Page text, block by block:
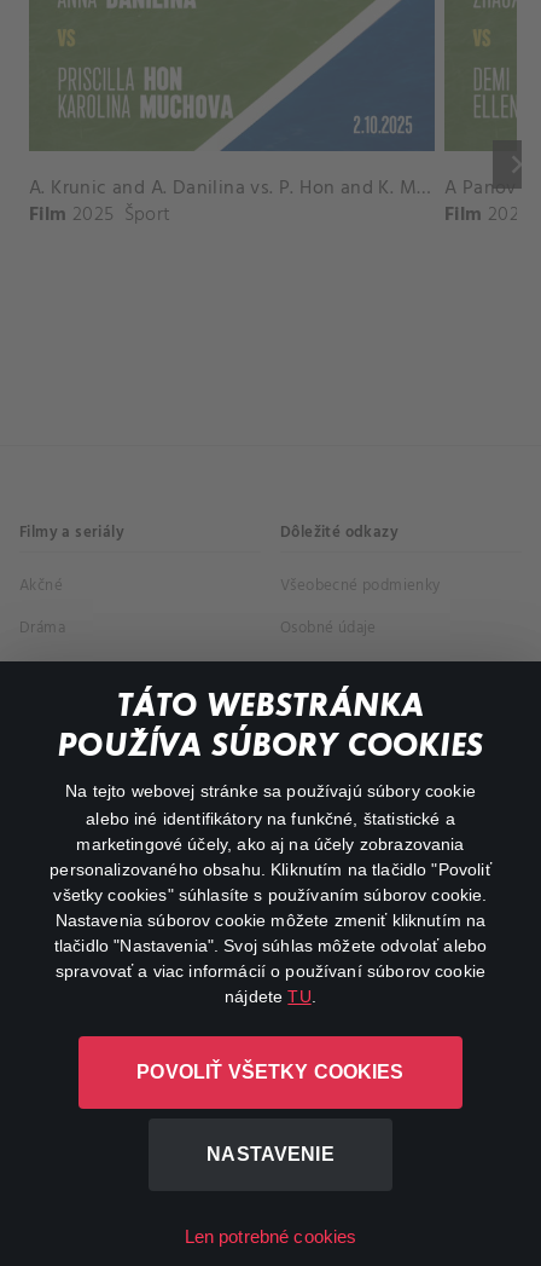
TÁTO WEBSTRÁNKA
POUŽÍVA SÚBORY COOKIES
Na tejto webovej stránke sa používajú súbory cookie
alebo iné identifikátory na funkčné, štatistické a
marketingové účely, ako aj na účely zobrazovania
personalizovaného obsahu. Kliknutím na tlačidlo "Povoliť
všetky cookies" súhlasíte s používaním súborov cookie.
Nastavenia súborov cookie môžete zmeniť kliknutím na
tlačidlo "Nastavenia". Svoj súhlas môžete odvolať alebo
spravovať a viac informácií o používaní súborov cookie
nájdeteTU
POVOLIŤ VŠETKY COOKIES
NASTAVENIE
Len potrebné cookies
keyboard_arrow_right
A. Krunic and A. Danilina vs. P. Hon and K. Muchova Match Highlights - BEIJING_Capital Group Diamond ( October 02, 2025)
Film 2025 Šport Film 2026
Filmy a seriály
Akčné
Dráma
Dôležité odkazy
Všeobecné podmienky
Osobné údaje
O aplikácii Canal+
Canal+ Luxembourg S. à r.l. so sídlom Rue Albert Borschette 4,